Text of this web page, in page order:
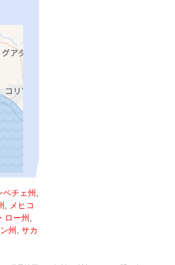
ペチェ州 ,
, メヒコ
ロー州 ,
州 , サカ